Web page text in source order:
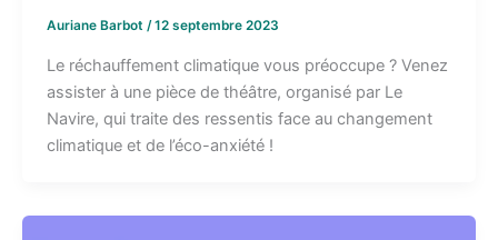
Auriane Barbot /12 septembre 2023
Le réchauffement climatique vous préoccupe ? Venez
assister à une pièce de théâtre, organisé par Le
Navire, qui traite des ressentis face au changement
climatique et de l’éco-anxiété !